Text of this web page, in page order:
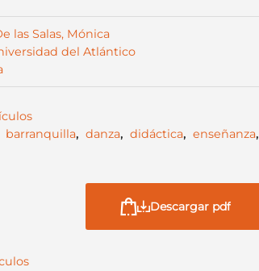
las Salas, Mónica
del Atlántico
barranquilla, danza, didáctica, enseñanza,
Descargar pdf